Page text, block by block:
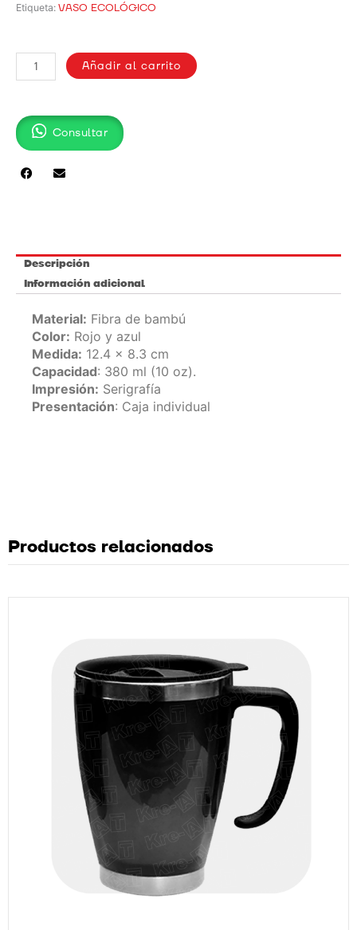
Etiqueta: VASO ECOLÓGICO
FIBRA
TRIGO
/
4241
cantidad
Añadir al carrito
Consultar
Descripción
Información adicional
Material: Fibra de bambú
Color: Rojo y azul
Medida: 12.4 x 8.3 cm
Capacidad: 380 ml (10 oz).
Impresión: Serigrafía
Presentación: Caja individual
Productos relacionados